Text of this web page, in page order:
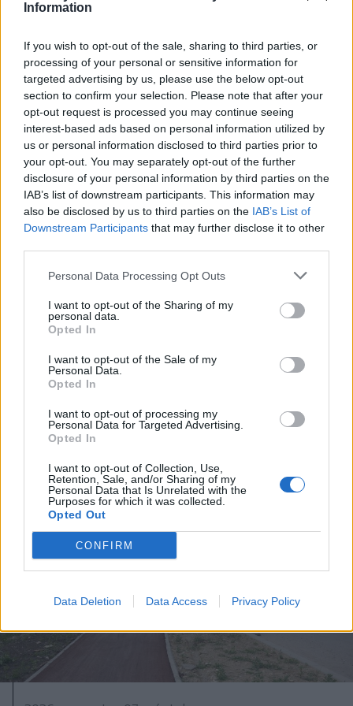
Information
If you wish to opt-out of the sale, sharing to third parties, or
processing of your personal or sensitive information for
targeted advertising by us, please use the below opt-out
section to confirm your selection. Please note that after your
opt-out request is processed you may continue seeing
interest-based ads based on personal information utilized by
us or personal information disclosed to third parties prior to
your opt-out. You may separately opt-out of the further
disclosure of your personal information by third parties on the
IAB’s list of downstream participants. This information may
also be disclosed by us to third parties on the IAB’s List of
Downstream Participants that may further disclose it to other
Personal Data Processing Opt Outs
I want to opt-out of the Sharing of my
personal data.
Opted In
I want to opt-out of the Sale of my
Personal Data.
Opted In
I want to opt-out of processing my
Personal Data for Targeted Advertising.
Opted In
I want to opt-out of Collection, Use,
Retention, Sale, and/or Sharing of my
Personal Data that Is Unrelated with the
Purposes for which it was collected.
Opted Out
CONFIRM
Data Deletion Data Access Privacy Policy
fűtőtest az óvoda tantermeibe
Tizenegy település maradhat víz
nélkül Udvarhelyszéken